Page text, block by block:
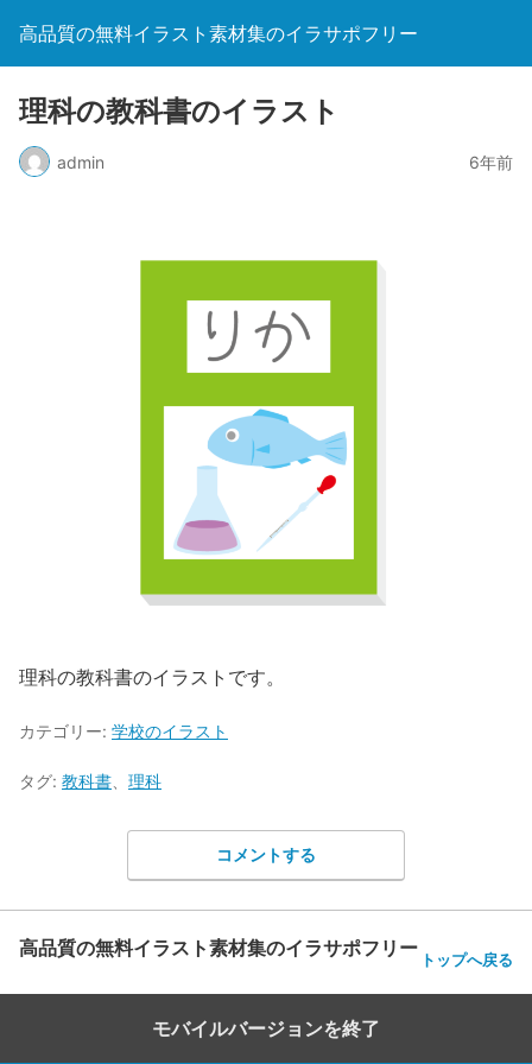
高品質の無料イラスト素材集のイラサポフリー
理科の教科書のイラスト
admin 6年前
理科の教科書のイラストです。
カテゴリー: 学校のイラスト
タグ: 教科書 理科
コメントする
高品質の無料イラスト素材集のイラサポフリー トップへ戻る
モバイルバージョンを終了